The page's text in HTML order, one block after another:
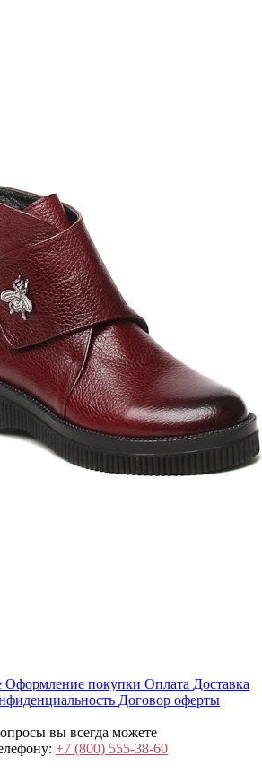
Оформление покупки Оплата Доставка
Договор оферты
вы всегда можете
+7 (800) 555-38-60